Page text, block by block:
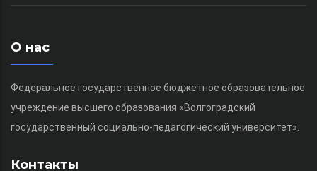
О нас
Федеральное государственное бюджетное образовательное
учреждение высшего образования «Волгоградский
государственный социально-педагогический университет».
Контакты